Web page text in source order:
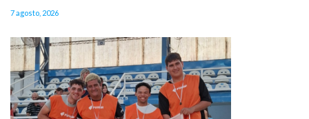
7 agosto, 2026